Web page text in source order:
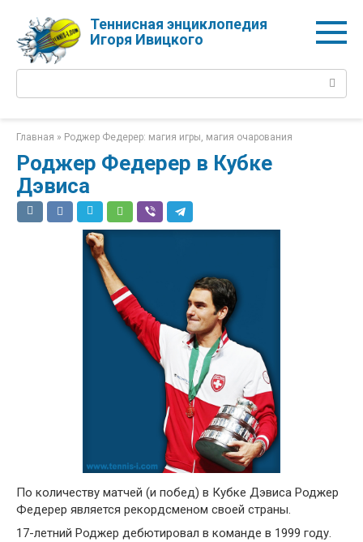
контенту
Теннисная энциклопедия
Игоря Ивицкого
Главная » Роджер Федерер: магия игры, магия очарования
Роджер Федерер в Кубке
Дэвиса
По количеству матчей (и побед) в Кубке Дэвиса Роджер
Федерер является рекордсменом своей страны.
17-летний Роджер дебютировал в команде в 1999 году.